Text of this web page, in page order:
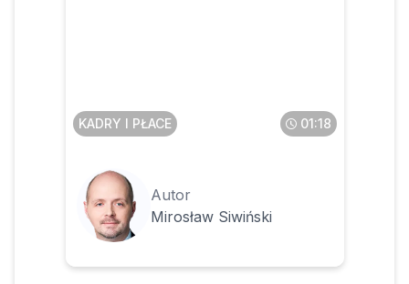
KADRY I PŁACE 01:18
Autor
Mirosław Siwiński